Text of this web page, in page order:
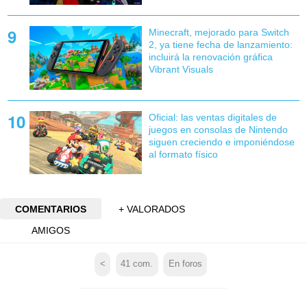
Minecraft, mejorado para Switch
2, ya tiene fecha de lanzamiento:
incluirá la renovación gráfica
Vibrant Visuals
Oficial: las ventas digitales de
juegos en consolas de Nintendo
siguen creciendo e imponiéndose
al formato físico
COMENTARIOS
+ VALORADOS
AMIGOS
< 41 com. En foros